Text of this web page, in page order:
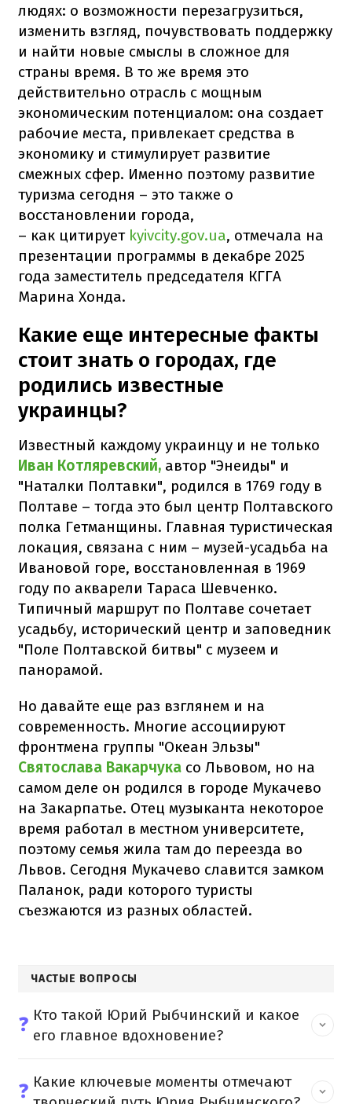
людях: о возможности перезагрузиться,
изменить взгляд, почувствовать поддержку
и найти новые смыслы в сложное для
страны время. В то же время это
действительно отрасль с мощным
экономическим потенциалом: она создает
рабочие места, привлекает средства в
экономику и стимулирует развитие
смежных сфер. Именно поэтому развитие
туризма сегодня – это также о
восстановлении города,
– как цитирует kyivcity.gov.ua, отмечала на
презентации программы в декабре 2025
года заместитель председателя КГГА
Марина Хонда.
Какие еще интересные факты
стоит знать о городах, где
родились известные
украинцы?
Известный каждому украинцу и не только
Иван Котляревский, автор "Энеиды" и
"Наталки Полтавки", родился в 1769 году в
Полтаве – тогда это был центр Полтавского
полка Гетманщины. Главная туристическая
локация, связана с ним – музей-усадьба на
Ивановой горе, восстановленная в 1969
году по акварели Тараса Шевченко.
Типичный маршрут по Полтаве сочетает
усадьбу, исторический центр и заповедник
"Поле Полтавской битвы" с музеем и
панорамой.
Но давайте еще раз взглянем и на
современность. Многие ассоциируют
фронтмена группы "Океан Эльзы"
Святослава Вакарчука со Львовом, но на
самом деле он родился в городе Мукачево
на Закарпатье. Отец музыканта некоторое
время работал в местном университете,
поэтому семья жила там до переезда во
Львов. Сегодня Мукачево славится замком
Паланок, ради которого туристы
съезжаются из разных областей.
ЧАСТЫЕ ВОПРОСЫ
❓ Кто такой Юрий Рыбчинский и какое
его главное вдохновение?
❓ Какие ключевые моменты отмечают